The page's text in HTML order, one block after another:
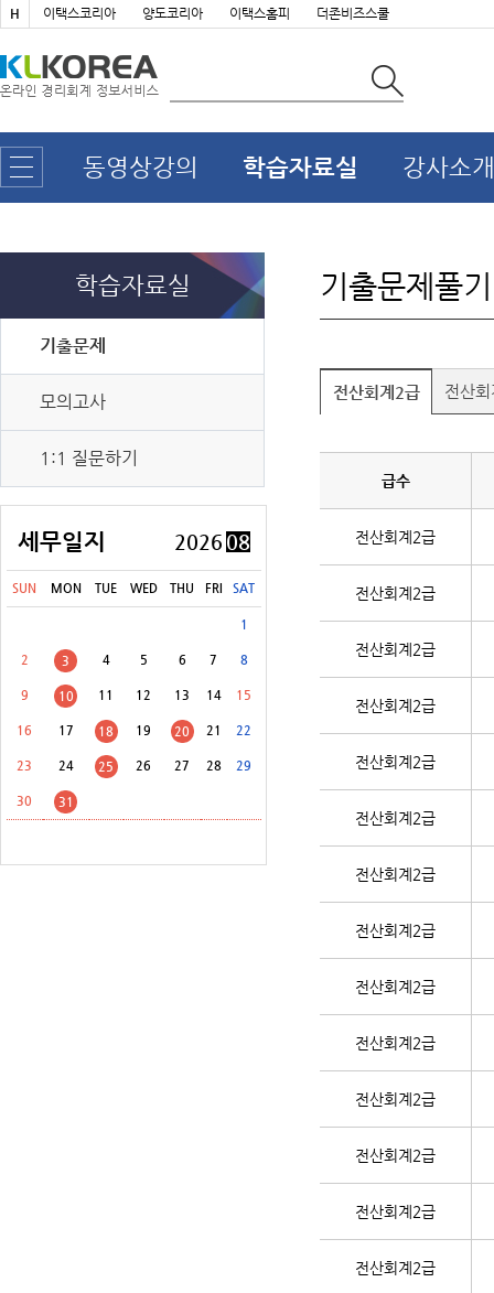
H 이택스코리아 양도코리아 이택스홈피 더존비즈스쿨
동영상강의 학습자료실 강사소개
학습자료실
기출문제
모의고사
1:1 질문하기
세무일지 2026 08
SUN MON TUE WED THU FRI SAT
1
2 3 4 5 6 7 8
9 10 11 12 13 14 15
16 17 18 19 20 21 22
23 24 25 26 27 28 29
30 31
[8월 31일(월)]
[8월 31일(월)]증권거래세 신고납부(전자등록기관 등·금융투자업자 제외)
[8월 31일(월)] 교육세(금융·보험업자) 중간예납
기출문제풀기
전산회계2급 전산
급수
전산회계2급
전산회계2급
전산회계2급
전산회계2급
전산회계2급
전산회계2급
전산회계2급
전산회계2급
전산회계2급
전산회계2급
전산회계2급
전산회계2급
전산회계2급
전산회계2급